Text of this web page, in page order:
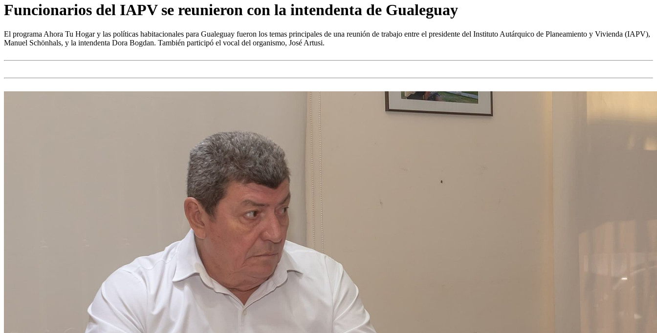
Funcionarios del IAPV se reunieron con la intendenta de Gualeguay
El programa Ahora Tu Hogar y las políticas habitacionales para Gualeguay fueron los temas principales de una reunión de trabajo entre el presidente del Instituto Autárquico de Planeamiento y Vivienda (IAPV),
Manuel Schönhals, y la intendenta Dora Bogdan. También participó el vocal del organismo, José Artusi.